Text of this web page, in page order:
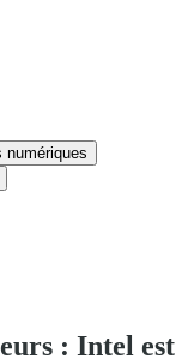
numériques
: Intel